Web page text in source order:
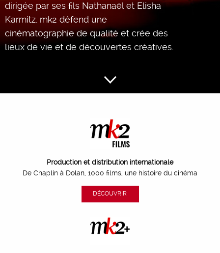
dirigée par ses fils Nathanaël et Elisha
Karmitz. mk2 défend une
cinématographie de qualité et crée des
lieux de vie et de découvertes créatives.
Production et distribution internationale
De Chaplin à Dolan, 1000 films, une histoire du cinéma
DÉCOUVRIR